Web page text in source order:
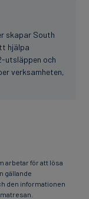
skapar South
hjälpa
utsläppen och
verksamheten,
arbetar för att lösa
gällande
den informationen